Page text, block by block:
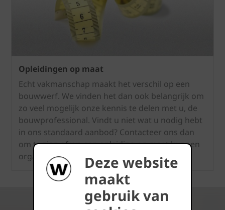
Deze website
maakt
gebruik van
Opleidingen op maat
Echt vakmanschap maakt het verschil op een
bouwwerf. We vinden het dan ook belangrijk om
zo veel mogelijk onze kennis te delen met u, de
bouwprofessional. Vindt u niet wat u nodig hebt
in ons standaard aanbod? Contacteer ons dan
om te zien of we een opleiding op maat kunnen
organiseren.